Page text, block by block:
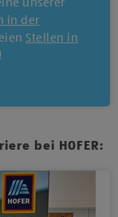
unserer
in der
Stellen in
!
bei HOFER: